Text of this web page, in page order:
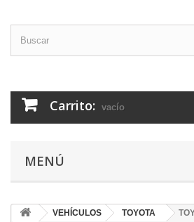
Carrito: vacío
MENÚ
VEHÍCULOS TOYOTA